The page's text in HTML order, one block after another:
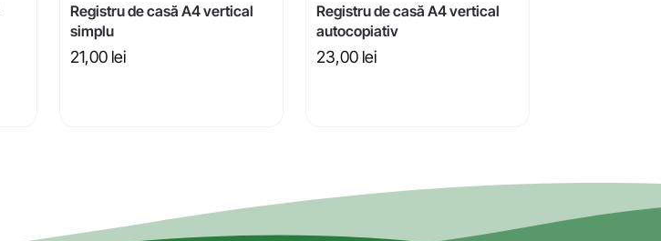
Registru de casă A4 vertical
simplu
21,00 lei
Registru de casă A4 vertical
autocopiativ
23,00 lei